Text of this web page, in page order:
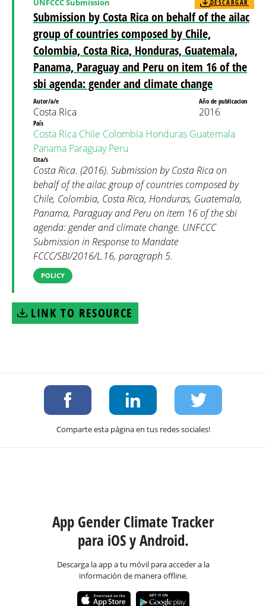
Submission by Costa Rica on behalf of the ailac
group of countries composed by Chile,
Colombia, Costa Rica, Honduras, Guatemala,
Panama, Paraguay and Peru on item 16 of the
sbi agenda: gender and climate change
DESCARGAR
Autor/a/e
Costa Rica
Año de publicacion
2016
País
Costa Rica Chile Colombia Honduras Guatemala
Panama Paraguay Peru
Cita/s
Costa Rica. (2016). Submission by Costa Rica on
behalf of the ailac group of countries composed by
Chile, Colombia, Costa Rica, Honduras, Guatemala,
Panama, Paraguay and Peru on item 16 of the sbi
agenda: gender and climate change. UNFCCC
Submission in Response to Mandate
FCCC/SBI/2016/L.16, paragraph 5.
POLICY
LINK TO RESOURCE
Comparte esta página en tus redes sociales!
App Gender Climate Tracker
para iOS y Android.
Descarga la app a tu móvil para acceder a la
información de manera offline.